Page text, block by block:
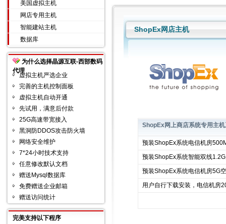
美国虚拟主机
网店专用主机
智能建站主机
数据库
为什么选择晶源互联-西部数码
代理
虚拟主机严选企业
完善的主机控制面板
虚拟主机自动开通
先试用，满意后付款
25G高速带宽接入
黑洞防DDOS攻击防火墙
网络安全维护
7*24小时技术支持
任意修改默认文档
赠送Mysql数据库
免费赠送企业邮箱
赠送访问统计
完美支持以下程序
ShopEx网店主机
ShopEx网上商店系统专用主
预装ShopEx系统电信机房
预装ShopEx系统智能双线
预装ShopEx系统电信机房5G
用户自行下载安装，电信机房